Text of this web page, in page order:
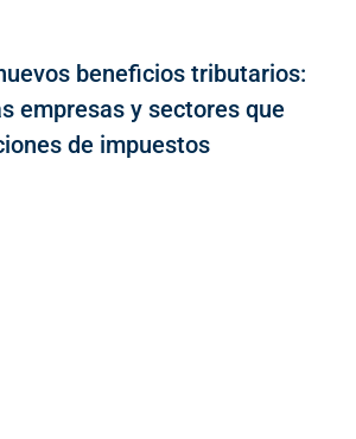
beneficios tributarios:
empresas y sectores que
de impuestos